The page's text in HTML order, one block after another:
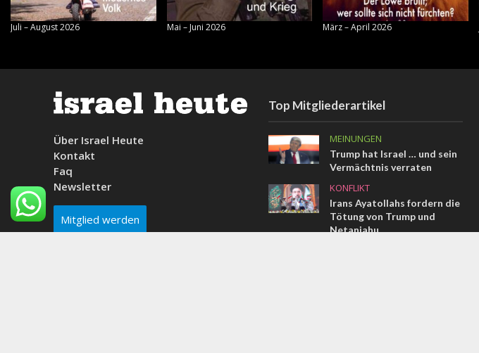
Juli – August 2026 Mai – Juni 2026 März – April 2026
Über Israel Heute
Kontakt
Faq
Newsletter
Mitglied werden
Top Mitgliederartikel
MEINUNGEN
Trump hat Israel … und sein
Vermächtnis verraten
KONFLIKT
Irans Ayatollahs fordern die
Tötung von Trump und
Netanjahu